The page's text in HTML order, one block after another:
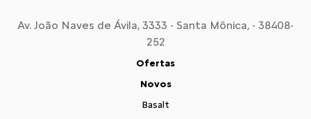
Av. João Naves de Ávila, 3333 - Santa Mônica, - 38408-
252
Ofertas
Novos
Basalt